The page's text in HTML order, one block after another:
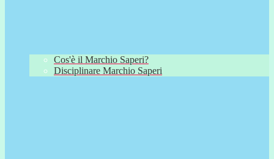
Cos'è il Marchio Saperi?
Disciplinare Marchio Saperi